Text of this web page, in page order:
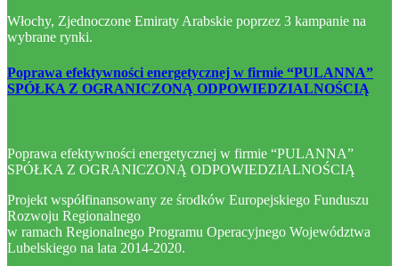
Włochy, Zjednoczone Emiraty Arabskie poprzez 3 kampanie na
wybrane rynki.
Poprawa efektywności energetycznej w firmie “PULANNA”
SPÓŁKA Z OGRANICZONĄ ODPOWIEDZIALNOŚCIĄ
Poprawa efektywności energetycznej w firmie “PULANNA”
SPÓŁKA Z OGRANICZONĄ ODPOWIEDZIALNOŚCIĄ
Projekt współfinansowany ze środków Europejskiego Funduszu
Rozwoju Regionalnego
w ramach Regionalnego Programu Operacyjnego Województwa
Lubelskiego na lata 2014-2020.